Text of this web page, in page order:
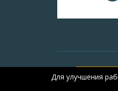
Для улучшения